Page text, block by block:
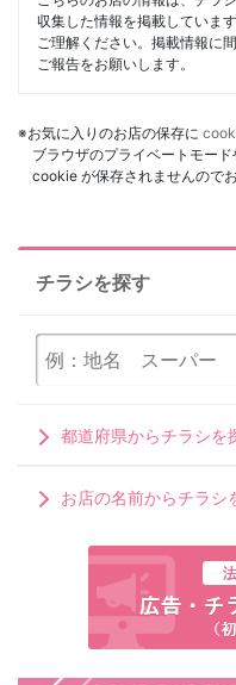
収集した情報を掲載していま
ご理解ください。掲載情報に
ご報告をお願いします。
※お気に入りのお店の保存に
ブラウザのプライベートモー
cookie が保存されませんので
チラシを探す
都道府県からチラシを
お店の名前からチラシ